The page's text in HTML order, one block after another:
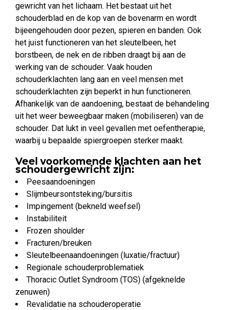
gewricht van het lichaam. Het bestaat uit het
schouderblad en de kop van de bovenarm en wordt
bijeengehouden door pezen, spieren en banden. Ook
het juist functioneren van het sleutelbeen, het
borstbeen, de nek en de ribben draagt bij aan de
werking van de schouder. Vaak houden
schouderklachten lang aan en veel mensen met
schouderklachten zijn beperkt in hun functioneren.
Afhankelijk van de aandoening, bestaat de behandeling
uit het weer beweegbaar maken (mobiliseren) van de
schouder. Dat lukt in veel gevallen met oefentherapie,
waarbij u bepaalde spiergroepen sterker maakt.
Veel voorkomende klachten aan het
schoudergewricht zijn:
Peesaandoeningen
Slijmbeursontsteking/bursitis
Impingement (bekneld weefsel)
Instabiliteit
Frozen shoulder
Fracturen/breuken
Sleutelbeenaandoeningen (luxatie/fractuur)
Regionale schouderproblematiek
Thoracic Outlet Syndroom (TOS) (afgeknelde
zenuwen)
Revalidatie na schouderoperatie